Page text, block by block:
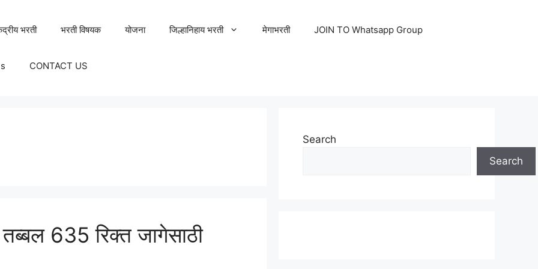
भरती भरती विषयक योजना जिल्हानिहाय भरती मेगाभरती JOIN TO Whatsapp Group
CONTACT US
635 रिक्त जागेसाठी
Search
Search